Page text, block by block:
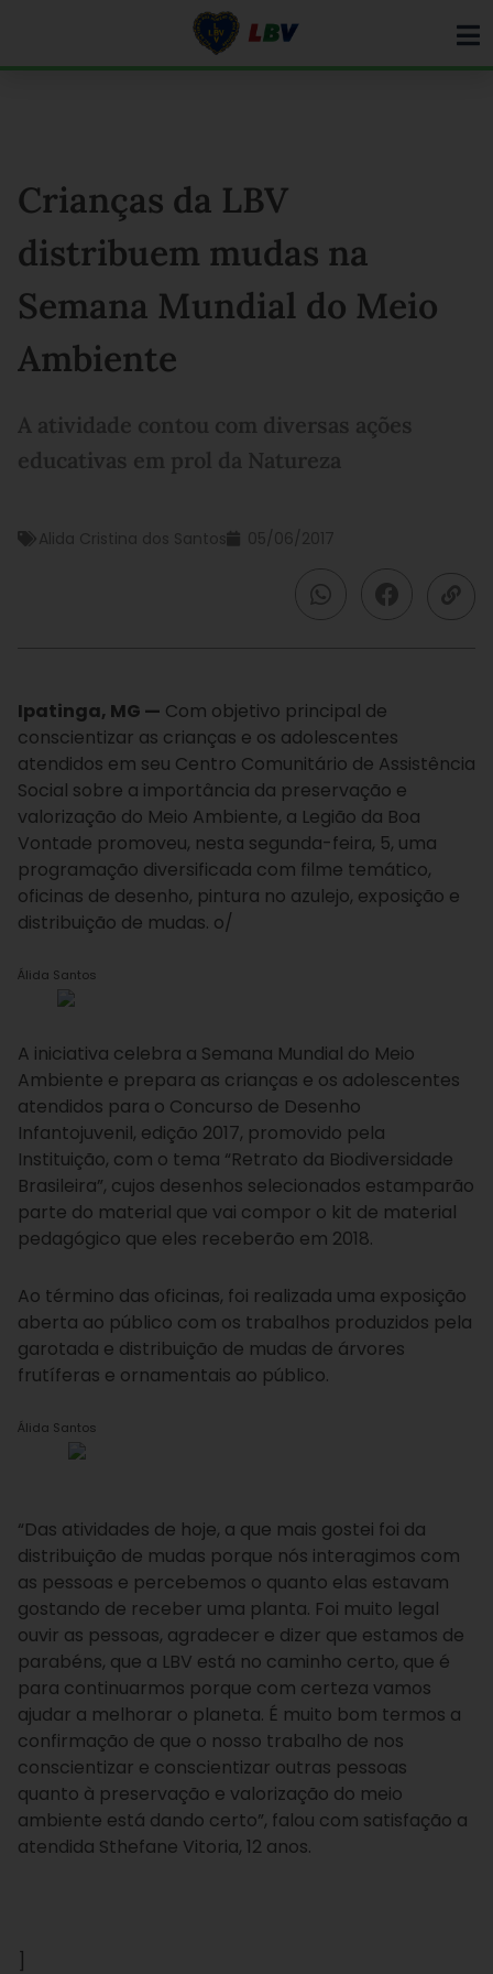
Crianças da LBV
distribuem mudas na
Semana Mundial do Meio
Ambiente
A atividade contou com diversas ações
educativas em prol da Natureza
Alida Cristina dos Santos 05/06/2017
Ipatinga, MG — Com objetivo principal de
conscientizar as crianças e os adolescentes
atendidos em seu Centro Comunitário de Assistência
Social sobre a importância da preservação e
valorização do Meio Ambiente, a Legião da Boa
Vontade promoveu, nesta segunda-feira, 5, uma
programação diversificada com filme temático,
oficinas de desenho, pintura no azulejo, exposição e
distribuição de mudas. o/
Álida Santos
A iniciativa celebra a Semana Mundial do Meio
Ambiente e prepara as crianças e os adolescentes
atendidos para o Concurso de Desenho
Infantojuvenil, edição 2017, promovido pela
Instituição, com o tema “Retrato da Biodiversidade
Brasileira”, cujos desenhos selecionados estamparão
parte do material que vai compor o kit de material
pedagógico que eles receberão em 2018.
Ao término das oficinas, foi realizada uma exposição
aberta ao público com os trabalhos produzidos pela
garotada e distribuição de mudas de árvores
frutíferas e ornamentais ao público.
Álida Santos
“Das atividades de hoje, a que mais gostei foi da
distribuição de mudas porque nós interagimos com
as pessoas e percebemos o quanto elas estavam
gostando de receber uma planta. Foi muito legal
ouvir as pessoas, agradecer e dizer que estamos de
parabéns, que a LBV está no caminho certo, que é
para continuarmos porque com certeza vamos
ajudar a melhorar o planeta. É muito bom termos a
confirmação de que o nosso trabalho de nos
conscientizar e conscientizar outras pessoas
quanto à preservação e valorização do meio
ambiente está dando certo”, falou com satisfação a
atendida Sthefane Vitoria, 12 anos.